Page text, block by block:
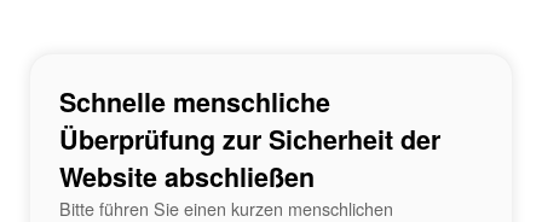
Schnelle menschliche
Überprüfung zur Sicherheit der
Website abschließen
Bitte führen Sie einen kurzen menschlichen